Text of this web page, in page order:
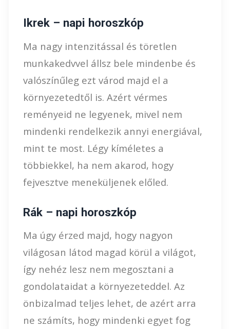
Ikrek – napi horoszkóp
Ma nagy intenzitással és töretlen
munkakedvvel állsz bele mindenbe és
valószínűleg ezt várod majd el a
környezetedtől is. Azért vérmes
reményeid ne legyenek, mivel nem
mindenki rendelkezik annyi energiával,
mint te most. Légy kíméletes a
többiekkel, ha nem akarod, hogy
fejvesztve meneküljenek előled.
Rák – napi horoszkóp
Ma úgy érzed majd, hogy nagyon
világosan látod magad körül a világot,
így nehéz lesz nem megosztani a
gondolataidat a környezeteddel. Az
önbizalmad teljes lehet, de azért arra
ne számíts, hogy mindenki egyet fog